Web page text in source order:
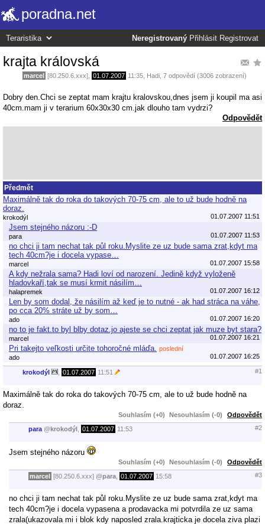
poradna.net
Neregistrovaný Přihlásit Registrovat
krajta královská
marcel [80.250.6.xxx], 01.07.2007 11:35 Hadi , 7 odpovědí (3006 zobrazení)
Dobry den.Chci se zeptat mam krajtu kralovskou,dnes jsem ji koupil ma asi
40cm.mam ji v terarium 60x30x30 cm.jak dlouho tam vydrzi?
Odpovědět
Předmět
Maximálně tak do roka do takových 70-75 cm, ale to už bude hodně na
doraz.
krokodýl 01.07.2007 11:51
Jsem stejného názoru :-D
para 01.07.2007 11:53
no chci ji tam nechat tak půl roku.Myslite ze uz bude sama zrat,kdyt ma
tech 40cm?je i docela vypase…
marcel 01.07.2007 15:58
A kdy nežrala sama? Hadi loví od narození. Jedině když vyloženě
hladovkaří,tak se musí krmit násilím…
halapremek 01.07.2007 16:12
Len by som dodal, že násilím až keď je to nutné - ak had stráca na váhe,
po cca 20% stráte už by som…
ado 01.07.2007 16:20
no to je fakt.to byl blby dotaz.jo ajeste se chci zeptat jak muze byt stara?
marcel 01.07.2007 16:21
Pri takejto veľkosti určite tohoročné mláďa.
poslední
ado
01.07.2007 16:25
krokodýl 01.07.2007 11:51 #1
Maximálně tak do roka do takových 70-75 cm, ale to už bude hodně na
doraz.
Souhlasím (+0) Nesouhlasím (-0) Odpovědět
para @krokodýl 01.07.2007 11:53 #2
Jsem stejného názoru
Souhlasím (+0) Nesouhlasím (-0) Odpovědět
marcel [80.250.6.xxx] @para 01.07.2007 15:58 #3
no chci ji tam nechat tak půl roku.Myslite ze uz bude sama zrat,kdyt ma
tech 40cm?je i docela vypasena a prodavacka mi potvrdila ze uz sama
zrala(ukazovala mi i blok kdy naposled zrala.krajticka je docela ziva plazi